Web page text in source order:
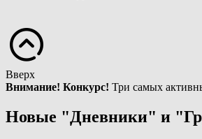
Вверх
Внимание! Конкурс! Три самых
Новые "Дневники" и